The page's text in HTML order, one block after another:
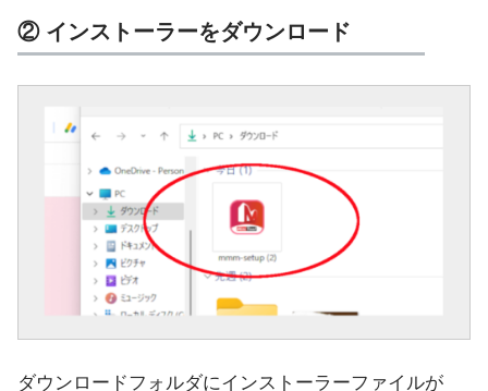
② インストーラーをダウンロード
ダウンロードフォルダにインストーラーファイルが